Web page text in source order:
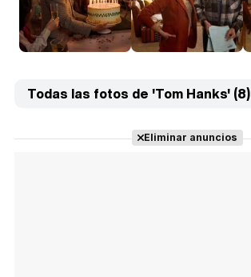
Todas las fotos de 'Tom Hanks' (8)
Eliminar anuncios